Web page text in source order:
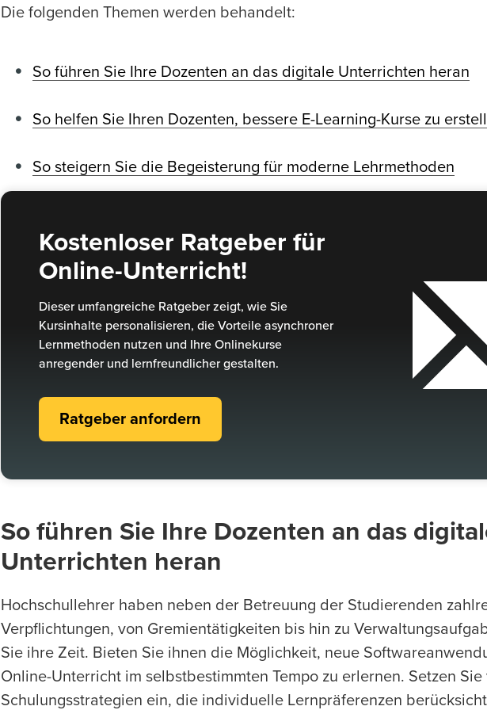
Die folgenden Themen werden behandelt:
So führen Sie Ihre Dozenten an das digitale Unterrichten heran
So helfen Sie Ihren Dozenten, bessere E-Learning-Kurse zu
So steigern Sie die Begeisterung für moderne Lehrmethoden
Kostenloser Ratgeber für
Online-Unterricht!
Dieser umfangreiche Ratgeber zeigt, wie Sie
Kursinhalte personalisieren, die Vorteile asynchroner
Lernmethoden nutzen und Ihre Onlinekurse
anregender und lernfreundlicher gestalten.
Ratgeber anfordern
So führen Sie Ihre Dozenten an das
Unterrichten heran
Hochschullehrer haben neben der Betreuung der Studierenden
Verpflichtungen, von Gremientätigkeiten bis hin zu
Sie ihre Zeit. Bieten Sie ihnen die Möglichkeit, neue
Online-Unterricht im selbstbestimmten Tempo zu erlernen. Setzen
Schulungsstrategien ein, die individuelle Lernpräferenzen